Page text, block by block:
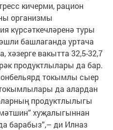
кичерми, рацион
организмы
күрсәткечләренә туры
башлаганда уртача
хәзерге вакытта 32,5-32,7
продуктлылары да бар.
токымлы сыер
да алардан
продуктлылыгы
хуҗалыгыннан
барабыз”,– ди Илназ